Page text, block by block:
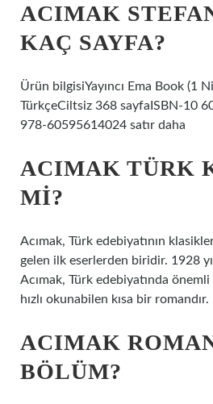
ACIMAK
KAÇ SAYFA?
Ürün bilgisiYayıncı Ema Book (1
TürkçeCiltsiz 368 sayfaISBN-10
978-60595614024 satır daha
ACIMAK TÜRK
MI?
Acımak, Türk edebiyatının
gelen ilk eserlerden biridir. 1928
Acımak, Türk edebiyatında
hızlı okunabilen kısa bir romandır.
ACIMAK
BÖLÜM?